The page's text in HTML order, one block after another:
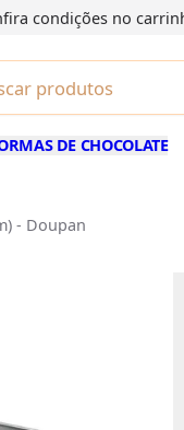
condições no
DE CHOCOLATE
- Doupan